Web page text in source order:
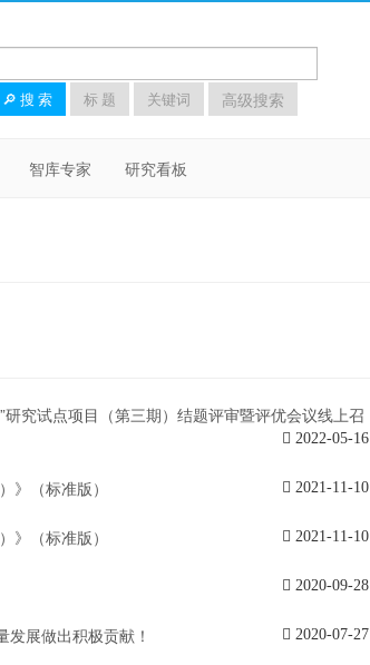
🔎 搜 索 标 题 关键词 高级搜索
智库专家 研究看板
究试点项目（第三期）结题评审暨评优会议线上召
2022-05-16
》（标准版） 2021-11-10
》（标准版） 2021-11-10
2020-09-28
展做出积极贡献！ 2020-07-27